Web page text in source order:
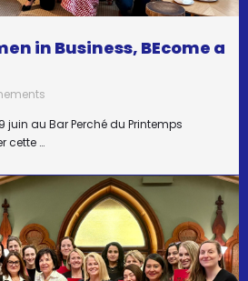
in Business, BEcome a
juin au Bar Perché du Printemps
cette …